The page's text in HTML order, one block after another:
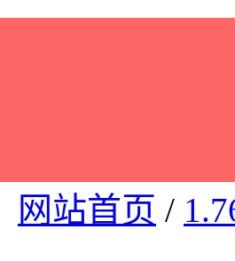
网站首页 /